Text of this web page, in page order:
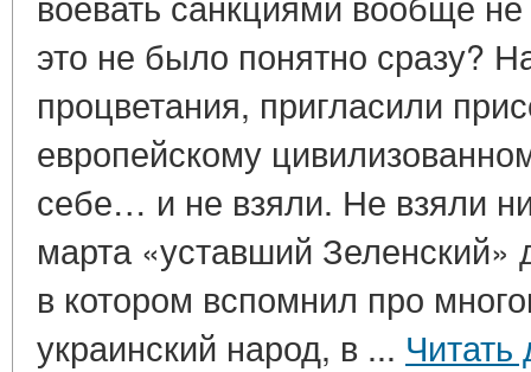
это не было понятно сразу?
процветания, пригласили
европейскому
себе… и не взяли. Не взяли
марта «уставший Зеленский»
в котором вспомнил про
украинский народ, в ... Читать